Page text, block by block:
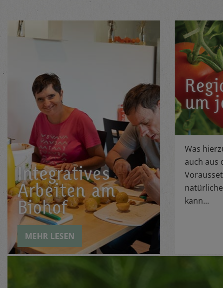
Integratives
Arbeiten am
Biohof
MEHR LESEN
um
Was
auch aus
kann...